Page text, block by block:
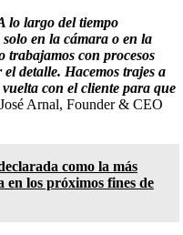
lo largo del tiempo
en la cámara o en la
trabajamos con procesos
detalle. Hacemos trajes a
con el cliente para que
Arnal, Founder & CEO
como la más
los próximos fines de